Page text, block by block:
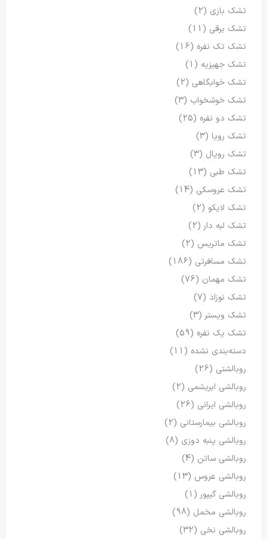
تشک بازی (2)
تشک برقی (11)
تشک تک نفره (16)
تشک جهیزیه (1)
تشک خوابگاهی (2)
تشک خوشخواب (3)
تشک دو نفره (25)
تشک رویا (3)
تشک رویال (3)
تشک طبی (13)
تشک عروسکی (14)
تشک لایکو (2)
تشک لبه دار (2)
تشک ماتریس (2)
تشک مسافرتی (186)
تشک مهمان (76)
تشک نوزاد (7)
تشک ویستر (3)
تشک یک نفره (59)
دسته‌بندی نشده (11)
روبالشتی (26)
روبالشی ابریشمی (2)
روبالشی ایرانی (26)
روبالشی بیمارستانی (2)
روبالشی پنبه دوزی (8)
روبالشی ساتن (4)
روبالشی عروس (13)
روبالشی گیپور (1)
روبالشی مخمل (98)
روبالشی نخی (32)